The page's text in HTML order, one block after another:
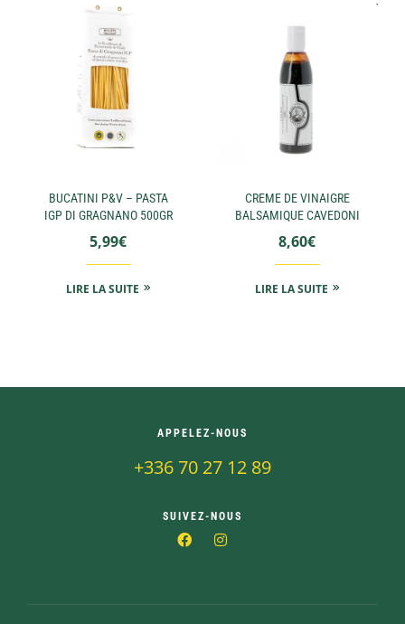
BUCATINI P&V – PASTA
IGP DI GRAGNANO 500GR
5,99€
LIRE LA SUITE
CREME DE VINAIGRE
BALSAMIQUE CAVEDONI
8,60€
LIRE LA SUITE
APPELEZ-NOUS
+336 70 27 12 89
SUIVEZ-NOUS